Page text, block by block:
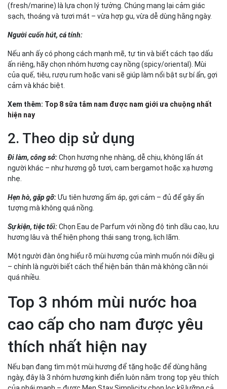
(fresh/marine) là lựa chọn lý tưởng. Chúng mang lại cảm giác
sạch, thoáng và tươi mát – vừa hợp gu, vừa dễ dùng hằng ngày.
Người cuốn hút, cá tính:
Nếu anh ấy có phong cách mạnh mẽ, tự tin và biết cách tạo dấu
ấn riêng, hãy chọn nhóm hương cay nồng (spicy/oriental). Mùi
của quế, tiêu, rượu rum hoặc vani sẽ giúp làm nổi bật sự bí ẩn, gợi
cảm và khác biệt.
Xem thêm: Top 8 sữa tắm nam được nam giới ưa chuộng nhất
hiện nay
2. Theo dịp sử dụng
Đi làm, công sở:Chọn hương nhẹ nhàng, dễ chịu, không lấn át
người khác – như hương gỗ tươi, cam bergamot hoặc xạ hương
nhẹ.
Hẹn hò, gặp gỡ:Ưu tiên hương ấm áp, gợi cảm – đủ để gây ấn
tượng mà không quá nồng.
Sự kiện, tiệc tối:Chọn Eau de Parfum với nồng độ tinh dầu cao, lưu
hương lâu và thể hiện phong thái sang trọng, lịch lãm.
Một người đàn ông hiểu rõ mùi hương của mình muốn nói điều gì
– chính là người biết cách thể hiện bản thân mà không cần nói
quá nhiều.
Top 3 nhóm mùi nước hoa
cao cấp cho nam được yêu
thích nhất hiện nay
Nếu bạn đang tìm một mùi hương để tặng hoặc để dùng hằng
ngày, đây là 3 nhóm hương kinh điển luôn nằm trong top yêu thích